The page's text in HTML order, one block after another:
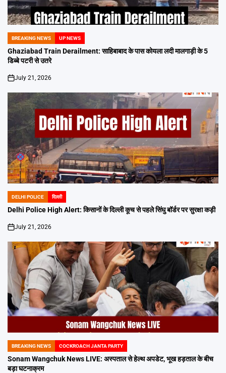
POSTED
IN
BREAKING NEWS UP NEWS
Ghaziabad Train Derailment: साहिबाबाद के पास कोयला लदी मालगाड़ी के 5
डिब्बे पटरी से उतरे
on
July 21, 2026
POSTED
IN
DELHI POLICE दिल्ली
Delhi Police High Alert: किसानों के दिल्ली कूच से पहले सिंघु बॉर्डर पर सुरक्षा कड़ी
on
July 21, 2026
POSTED
IN
BREAKING NEWS COCKROACH JANTA PARTY
Sonam Wangchuk News LIVE: अस्पताल से हेल्थ अपडेट, भूख हड़ताल के बीच
बड़ा घटनाक्रम